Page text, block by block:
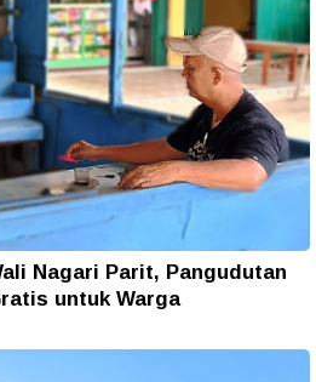
Nagari Parit, Pangudutan
untuk Warga